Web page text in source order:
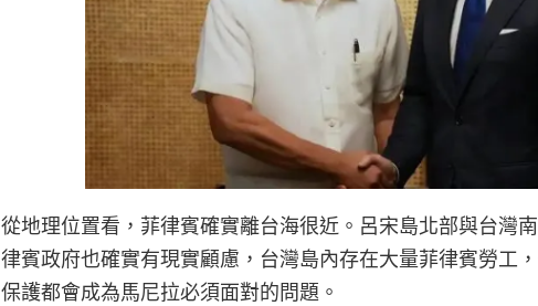
從地理位置看，菲律賓確實離台海很近。呂宋島北部與台灣
律賓政府也確實有現實顧慮，台灣島內存在大量菲律賓勞工
保護都會成為馬尼拉必須面對的問題。